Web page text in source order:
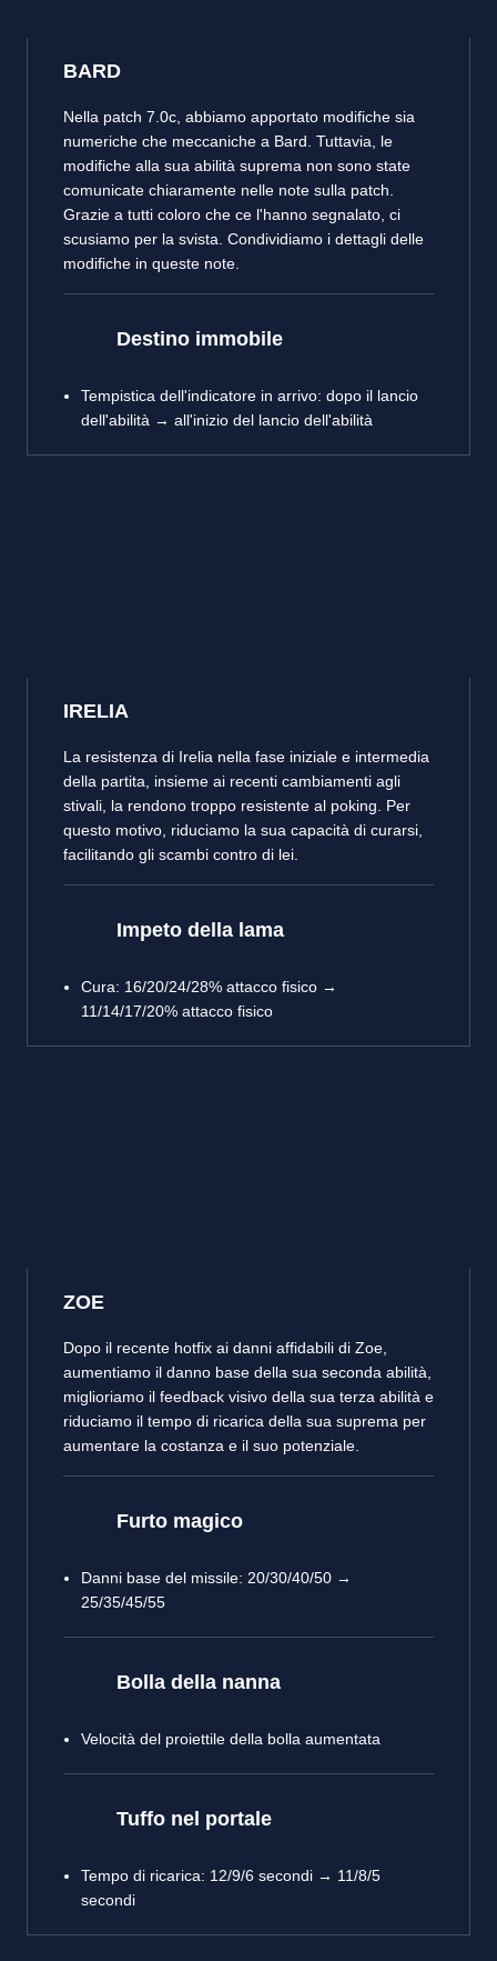
BARD
Nella patch 7.0c, abbiamo apportato modifiche sia
numeriche che meccaniche a Bard. Tuttavia, le
modifiche alla sua abilità suprema non sono state
comunicate chiaramente nelle note sulla patch.
Grazie a tutti coloro che ce l'hanno segnalato, ci
scusiamo per la svista. Condividiamo i dettagli delle
modifiche in queste note.
Destino immobile
Tempistica dell'indicatore in arrivo: dopo il lancio
dell'abilità → all'inizio del lancio dell'abilità
IRELIA
La resistenza di Irelia nella fase iniziale e intermedia
della partita, insieme ai recenti cambiamenti agli
stivali, la rendono troppo resistente al poking. Per
questo motivo, riduciamo la sua capacità di curarsi,
facilitando gli scambi contro di lei.
Impeto della lama
Cura: 16/20/24/28% attacco fisico →
11/14/17/20% attacco fisico
ZOE
Dopo il recente hotfix ai danni affidabili di Zoe,
aumentiamo il danno base della sua seconda abilità,
miglioriamo il feedback visivo della sua terza abilità e
riduciamo il tempo di ricarica della sua suprema per
aumentare la costanza e il suo potenziale.
Furto magico
Danni base del missile: 20/30/40/50 →
25/35/45/55
Bolla della nanna
Velocità del proiettile della bolla aumentata
Tuffo nel portale
Tempo di ricarica: 12/9/6 secondi → 11/8/5
secondi